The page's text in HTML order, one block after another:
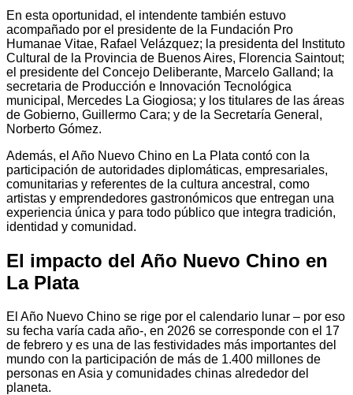
En esta oportunidad, el intendente también estuvo
acompañado por el presidente de la Fundación Pro
Humanae Vitae, Rafael Velázquez; la presidenta del Instituto
Cultural de la Provincia de Buenos Aires, Florencia Saintout;
el presidente del Concejo Deliberante, Marcelo Galland; la
secretaria de Producción e Innovación Tecnológica
municipal, Mercedes La Giogiosa; y los titulares de las áreas
de Gobierno, Guillermo Cara; y de la Secretaría General,
Norberto Gómez.
Además, el Año Nuevo Chino en La Plata contó con la
participación de autoridades diplomáticas, empresariales,
comunitarias y referentes de la cultura ancestral, como
artistas y emprendedores gastronómicos que entregan una
experiencia única y para todo público que integra tradición,
identidad y comunidad.
El impacto del Año Nuevo Chino en
La Plata
El Año Nuevo Chino se rige por el calendario lunar – por eso
su fecha varía cada año-, en 2026 se corresponde con el 17
de febrero y es una de las festividades más importantes del
mundo con la participación de más de 1.400 millones de
personas en Asia y comunidades chinas alrededor del
planeta.